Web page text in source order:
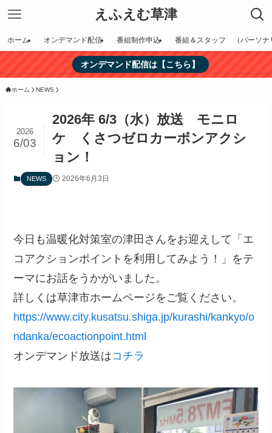
えふえむ草津
ホーム オンデマンド配信 番組制作申込 番組＆スタッフ （パーソナ
オンデマンド配信は【こちら】
ホーム NEWS
2026年 6/3（水）放送 モニロ
ケ くさつゼロカーボンアクシ
ョン！
2026
6/03
NEWS 2026年6月3日
今日も温暖化対策室の津田さんをお迎えして「エ
コアクションポイントを利用してみよう！」をテ
ーマにお話をうかがいました。
詳しくは草津市ホームページをご覧ください。
https://www.city.kusatsu.shiga.jp/kurashi/kankyo/o
ndanka/ecoactionpoint.html
オンデマンド放送はコチラ